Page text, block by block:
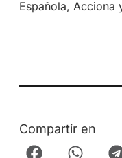
Española, Acciona
Compartir en